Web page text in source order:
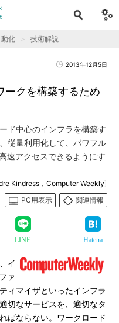
化 技術解説
2013年12月5日
ークを構築するため
ド中心のインフラを構築す
従量利用化して、パワフル
速アクセスできるようにす
Kindress，Computer Weekly]
PC用表示
関連情報
LINE Hatena
イ
ァ
ィマイザといったインフラ
切なサービスを、適切なタ
ばならない。ワークロード